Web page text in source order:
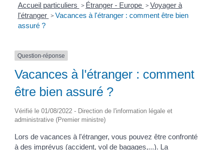
Accueil particuliers > Étranger - Europe > Voyager à
l'étranger > Vacances à l'étranger : comment être bien
assuré ?
Question-réponse
Vacances à l'étranger : comment
être bien assuré ?
Vérifié le 01/08/2022 - Direction de l'information légale et
administrative (Premier ministre)
Lors de vacances à l'étranger, vous pouvez être confronté
à des imprévus (accident, vol de bagages,...). La